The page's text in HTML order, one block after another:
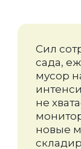
Сил
сада,
мусор
не
новые